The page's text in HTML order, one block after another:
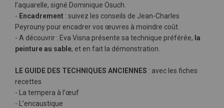
l’aquarelle, signé Dominique Osuch.
- Encadrement : suivez les conseils de Jean-Charles
Peyrouny pour encadrer vos œuvres à moindre coût.
- A découvrir : Eva Visna présente sa technique préférée, la
peinture au sable, et en fait la démonstration.
LE GUIDE DES TECHNIQUES ANCIENNES : avec les fiches
recettes
- La tempera à l’œuf
- L’encaustique